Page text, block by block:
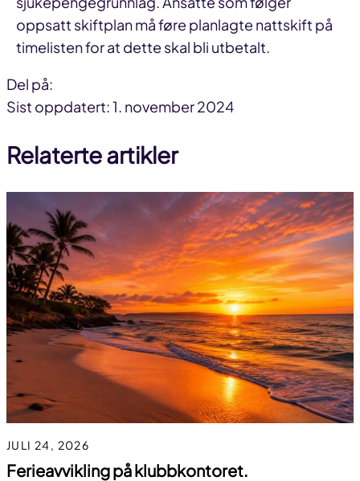
oppsatt skiftplan må føre planlagte nattskift på
timelisten for at dette skal bli utbetalt.
Del på:
Del
facebook
Del
linkedin
Del
Sist oppdatert: 1. november 2024
Relaterte artikler
JULI 24, 2026
Ferieavvikling på klubbkontoret.